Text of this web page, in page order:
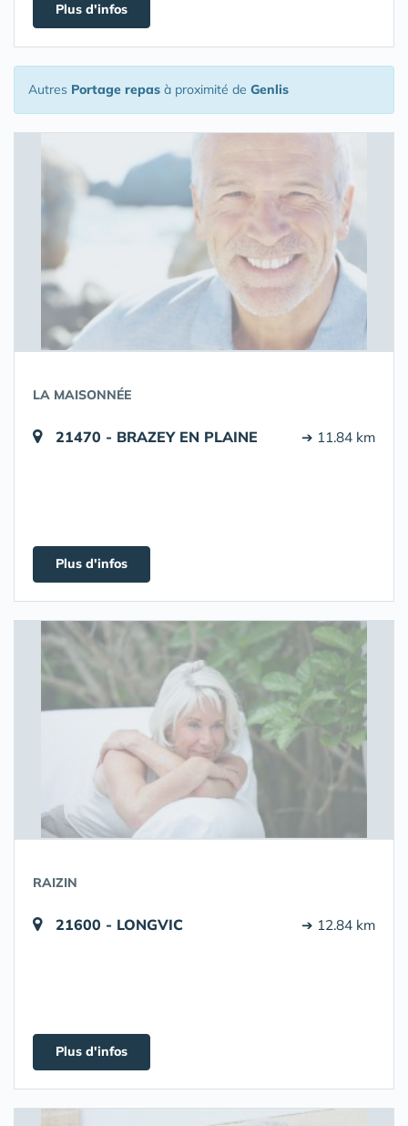
Plus d'infos
Autres Portage repas à proximité de Genlis
LA MAISONNÉE
21470 - BRAZEY EN PLAINE ➔ 11.84 km
Plus d'infos
RAIZIN
21600 - LONGVIC ➔ 12.84 km
Plus d'infos